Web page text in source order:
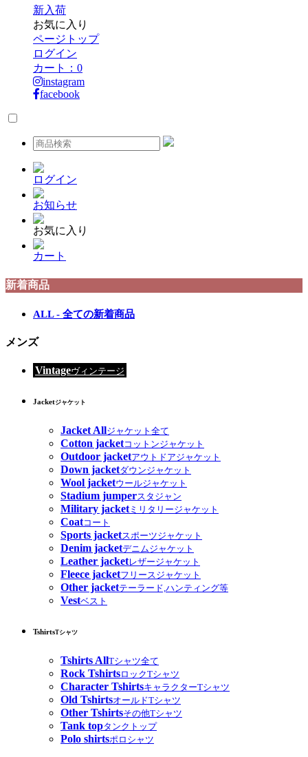
新入荷
お気に入り
ページトップ
ログイン
カート： 0
instagram
facebook
ログイン
お知らせ
お気に入り
カート
新着商品
ALL - 全ての新着商品
メンズ
Vintageヴィンテージ
Jacketジャケット
Jacket Allジャケット全て
Cotton jacketコットンジャケット
Outdoor jacketアウトドアジャケット
Down jacketダウンジャケット
Wool jacketウールジャケット
Stadium jumperスタジャン
Military jacketミリタリージャケット
Coatコート
Sports jacketスポーツジャケット
Denim jacketデニムジャケット
Leather jacketレザージャケット
Fleece jacketフリースジャケット
Other jacketテーラード,ハンティング等
Vestベスト
TshirtsTシャツ
Tshirts AllTシャツ全て
Rock TshirtsロックTシャツ
Character TshirtsキャラクターTシャツ
Old TshirtsオールドTシャツ
Other Tshirtsその他Tシャツ
Tank topタンクトップ
Polo shirtsポロシャツ